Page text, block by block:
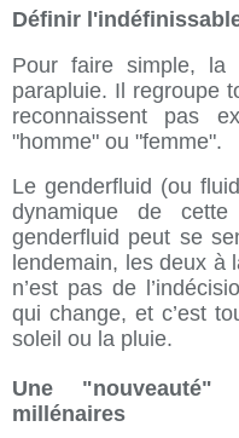
Définir
Pour faire simple, la
parapluie. Il regroupe
reconnaissent pas
"homme" ou "femme".
Le genderfluid (ou
dynamique de cette
genderfluid peut se
lendemain, les deux à
n’est pas de
qui change, et c’est
soleil ou la pluie.
Une
millénaires